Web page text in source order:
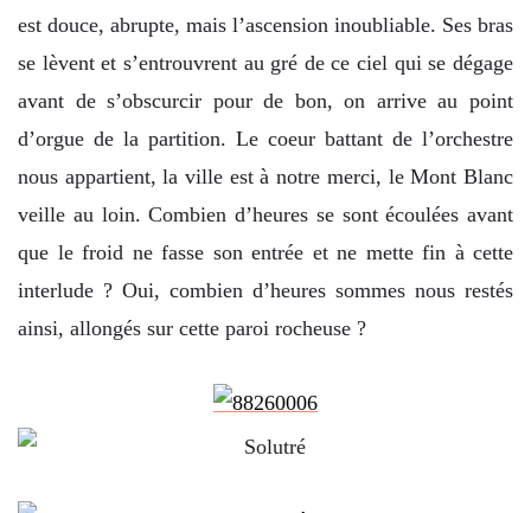
est douce, abrupte, mais l’ascension inoubliable. Ses bras
se lèvent et s’entrouvrent au gré de ce ciel qui se dégage
avant de s’obscurcir pour de bon, on arrive au point
d’orgue de la partition. Le coeur battant de l’orchestre
nous appartient, la ville est à notre merci, le Mont Blanc
veille au loin. Combien d’heures se sont écoulées avant
que le froid ne fasse son entrée et ne mette fin à cette
interlude ? Oui, combien d’heures sommes nous restés
ainsi, allongés sur cette paroi rocheuse ?